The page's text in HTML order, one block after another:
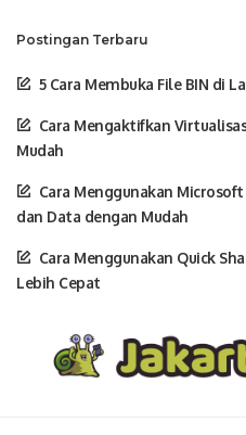
Postingan Terbaru
5 Cara Membuka File BIN di
Cara Mengaktifkan
Mudah
Cara Menggunakan
dan Data dengan Mudah
Cara Menggunakan Quick
Lebih Cepat